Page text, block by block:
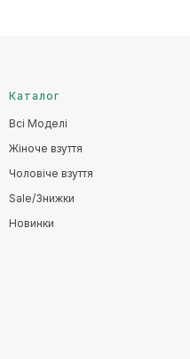
Каталог
Всі Моделі
Жіноче взуття
Чоловіче взуття
Sale/Знижки
Новинки